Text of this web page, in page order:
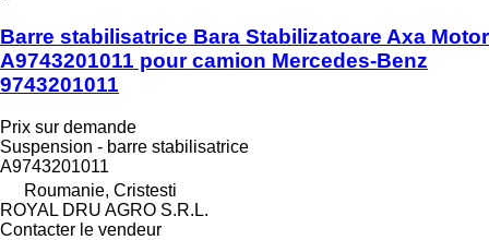
Barre stabilisatrice Bara Stabilizatoare Axa Motor
A9743201011 pour camion Mercedes-Benz
9743201011
Prix sur demande
Suspension - barre stabilisatrice
A9743201011
Roumanie, Cristesti
ROYAL DRU AGRO S.R.L.
Contacter le vendeur